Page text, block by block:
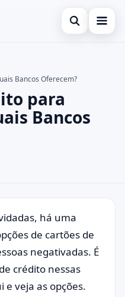
Abrir busca
ESC para fechar.
Bancos Oferecem?
para
Bancos
há uma
de cartões de
negativadas. É
crédito nessas
e veja as opções.